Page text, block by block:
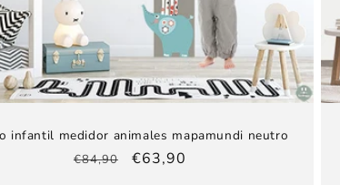
infantil medidor animales mapamundi neutro
Precio
€84,90
Precio
€63,90